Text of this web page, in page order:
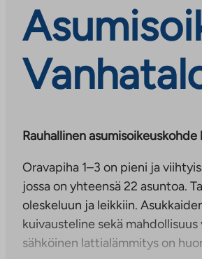
Rauhallinen
Oravapiha 1–3 on pieni ja
jossa on yhteensä 22 asuntoa.
oleskeluun ja leikkiin.
kuivausteline sekä
sähköinen lattialämmitys on